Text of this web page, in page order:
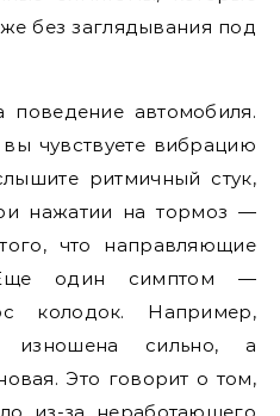
без заглядывания под
поведение автомобиля.
чувствуете вибрацию
ритмичный стук,
нажатии на тормоз —
что направляющие
Еще один симптом —
колодок. Например,
изношена сильно, а
Это говорит о том,